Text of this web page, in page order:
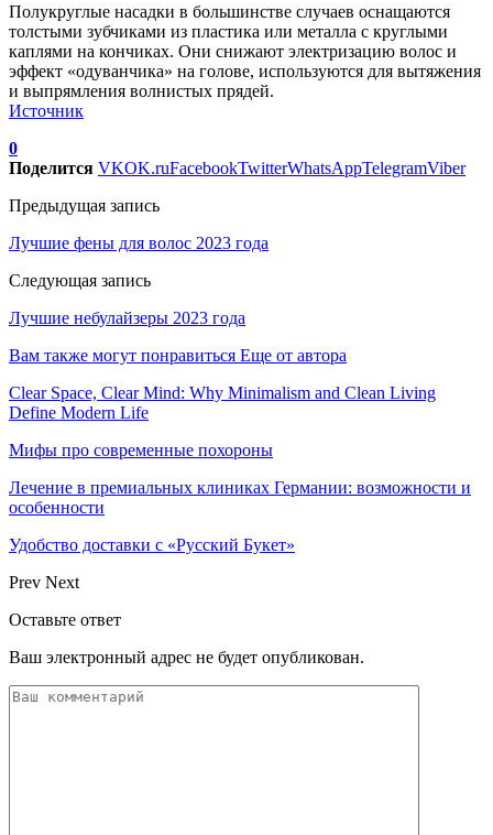
Полукруглые насадки в большинстве случаев оснащаются
толстыми зубчиками из пластика или металла с круглыми
каплями на кончиках. Они снижают электризацию волос и
эффект «одуванчика» на голове, используются для вытяжения
и выпрямления волнистых прядей.
Источник
0
Поделится VKOK.ruFacebookTwitterWhatsAppTelegramViber
Предыдущая запись
Лучшие фены для волос 2023 года
Следующая запись
Лучшие небулайзеры 2023 года
Вам также могут понравиться Еще от автора
Clear Space, Clear Mind: Why Minimalism and Clean Living
Define Modern Life
Мифы про современные похороны
Лечение в премиальных клиниках Германии: возможности и
особенности
Удобство доставки с «Русский Букет»
Prev Next
Оставьте ответ
Ваш электронный адрес не будет опубликован.